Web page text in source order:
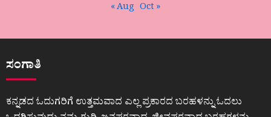
« Aug Oct »
ಸಂಗಾತಿ
ಕನ್ನಡದ ಓದುಗರಿಗೆ ಉತ್ತಮವಾದ ಎಲ್ಲ ಪ್ರಕಾರದ ಬರಹಳನ್ನು ಓದಲು